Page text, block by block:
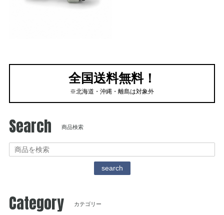
全国送料無料！
※北海道・沖縄・離島は対象外
Search 商品検索
search
Category カテゴリー